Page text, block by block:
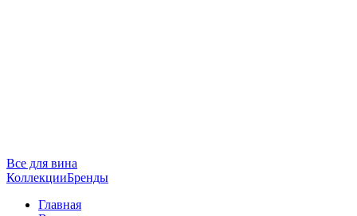
Все для вина
КоллекцииБренды
Главная